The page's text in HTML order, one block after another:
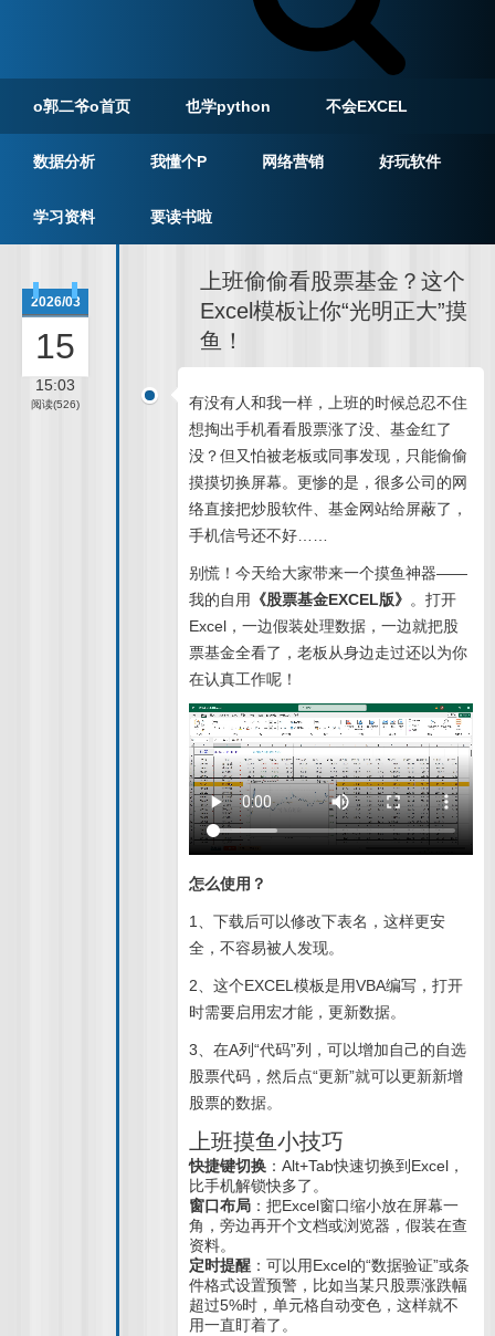
o郭二爷o首页 也学python 不会EXCEL
数据分析 我懂个P 网络营销 好玩软件
学习资料 要读书啦
上班偷偷看股票基金？这个
Excel模板让你“光明正大”摸
鱼！
2026/03
15
15:03
阅读(526)
有没有人和我一样，上班的时候总忍不住
想掏出手机看看股票涨了没、基金红了
没？但又怕被老板或同事发现，只能偷偷
摸摸切换屏幕。更惨的是，很多公司的网
络直接把炒股软件、基金网站给屏蔽了，
手机信号还不好……
别慌！今天给大家带来一个摸鱼神器——
我的自用
《股票基金EXCEL版》 。打开
Excel，一边假装处理数据，一边就把股
票基金全看了，老板从身边走过还以为你
在认真工作呢！
怎么使用？
1、下载后可以修改下表名，这样更安
全，不容易被人发现。
2、这个EXCEL模板是用VBA编写，打开
时需要启用宏才能，更新数据。
3、在A列“代码”列，可以增加自己的自选
股票代码，然后点“更新”就可以更新新增
股票的数据。
上班摸鱼小技巧
快捷键切换 ：Alt+Tab快速切换到Excel，
比手机解锁快多了。
窗口布局 ：把Excel窗口缩小放在屏幕一
角，旁边再开个文档或浏览器，假装在查
资料。
定时提醒 ：可以用Excel的“数据验证”或条
件格式设置预警，比如当某只股票涨跌幅
超过5%时，单元格自动变色，这样就不
用一直盯着了。